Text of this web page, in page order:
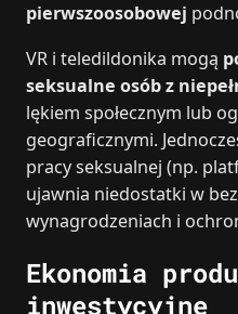
pierwszoosobowej
VR i teledildonika mogą
seksualne osób z
lękiem społecznym lub
geograficznymi.
pracy seksualnej (np.
ujawnia niedostatki w
wynagrodzeniach i
Ekonomia
inwestycyjne